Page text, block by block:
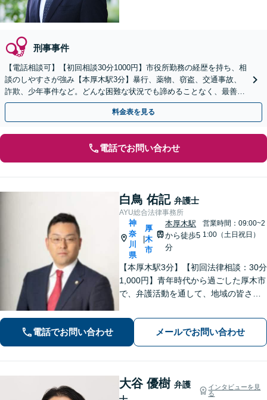
刑事事件
【電話相談可】【初回相談30分1000円】市役所勤務の経歴を持ち、相
談のしやすさが強み【本厚木駅3分】暴行、薬物、窃盗、交通事故、
詐欺、少年事件など。どんな困難な状況でも諦めることなく、最善の
解決を目指してまいります
料金表を見る
電話でお問い合わせ
白鳥 佑記 弁護士
AYU総合法律事務所
神
奈
川
県
|
厚
木
市
本厚木駅
から徒歩5
分
営業時間：09:00~2
1:00（土日祝日）
【本厚木駅3分】【初回法律相談：30分
1,000円】青年時代から過ごした厚木市
で、弁護活動を通して、地域の皆さま
産・インターネット問題など幅広い分
野に対応可能です。【休日・夜間対
応】
電話でお問い合わせ メールでお問い合わせ
大谷 優樹 弁護
インタビューを見
る